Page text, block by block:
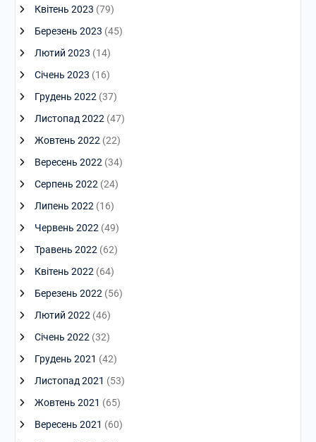
Квітень 2023 (79)
Березень 2023 (45)
Лютий 2023 (14)
Січень 2023 (16)
Грудень 2022 (37)
Листопад 2022 (47)
Жовтень 2022 (22)
Вересень 2022 (34)
Серпень 2022 (24)
Липень 2022 (16)
Червень 2022 (49)
Травень 2022 (62)
Квітень 2022 (64)
Березень 2022 (56)
Лютий 2022 (46)
Січень 2022 (32)
Грудень 2021 (42)
Листопад 2021 (53)
Жовтень 2021 (65)
Вересень 2021 (60)